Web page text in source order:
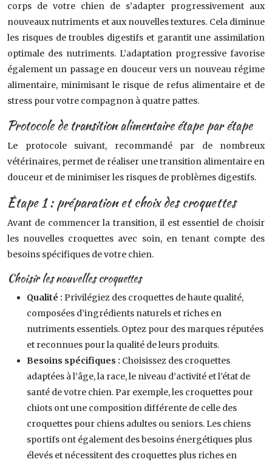
corps de votre chien de s’adapter progressivement aux
nouveaux nutriments et aux nouvelles textures. Cela diminue
les risques de troubles digestifs et garantit une assimilation
optimale des nutriments. L’adaptation progressive favorise
également un passage en douceur vers un nouveau régime
alimentaire, minimisant le risque de refus alimentaire et de
stress pour votre compagnon à quatre pattes.
Protocole de transition alimentaire étape par étape
Le protocole suivant, recommandé par de nombreux
vétérinaires, permet de réaliser une transition alimentaire en
douceur et de minimiser les risques de problèmes digestifs.
Étape 1 : préparation et choix des croquettes
Avant de commencer la transition, il est essentiel de choisir
les nouvelles croquettes avec soin, en tenant compte des
besoins spécifiques de votre chien.
Choisir les nouvelles croquettes
Qualité : Privilégiez des croquettes de haute qualité,
composées d’ingrédients naturels et riches en
nutriments essentiels. Optez pour des marques réputées
et reconnues pour la qualité de leurs produits.
Besoins spécifiques : Choisissez des croquettes
adaptées à l’âge, la race, le niveau d’activité et l’état de
santé de votre chien. Par exemple, les croquettes pour
chiots ont une composition différente de celle des
croquettes pour chiens adultes ou seniors. Les chiens
sportifs ont également des besoins énergétiques plus
élevés et nécessitent des croquettes plus riches en